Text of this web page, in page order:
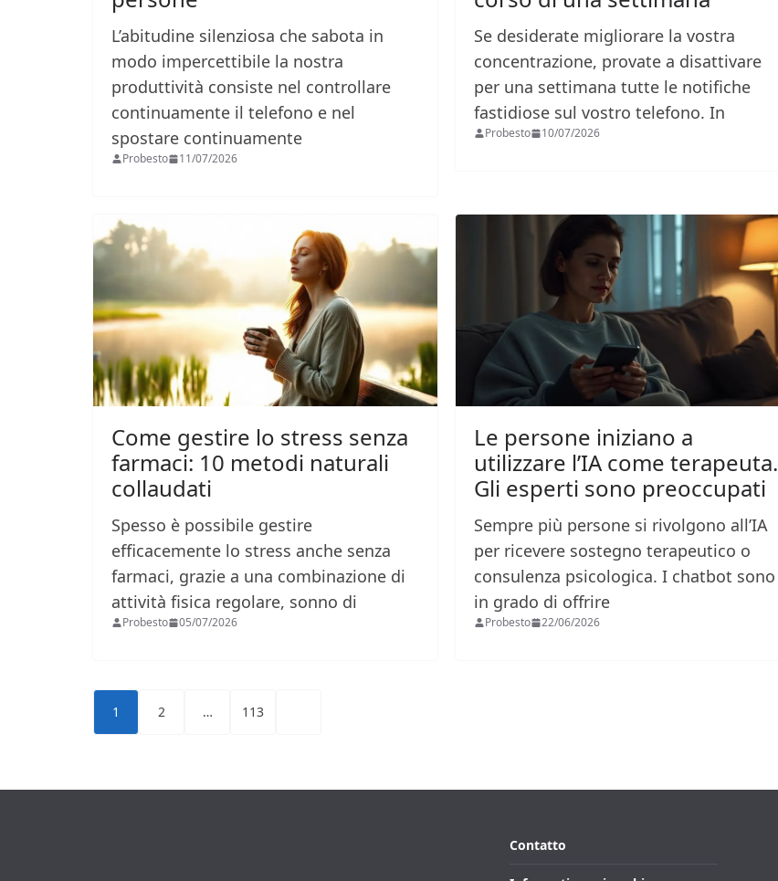
L’abitudine silenziosa che sabota in
modo impercettibile la nostra
produttività consiste nel controllare
continuamente il telefono e nel
spostare continuamente
Probesto 11/07/2026
Se desiderate migliorare la vostra
concentrazione, provate a disattivare
per una settimana tutte le notifiche
fastidiose sul vostro telefono. In
Probesto 10/07/2026
Come gestire lo stress senza
farmaci: 10 metodi naturali
collaudati
Spesso è possibile gestire
efficacemente lo stress anche senza
farmaci, grazie a una combinazione di
attività fisica regolare, sonno di
Probesto 05/07/2026
Le persone iniziano a
utilizzare l’IA come terapeuta.
Gli esperti sono preoccupati
Sempre più persone si rivolgono all’IA
per ricevere sostegno terapeutico o
consulenza psicologica. I chatbot sono
in grado di offrire
Probesto 22/06/2026
Paginazione
degli
1 2 … 113
Contatto